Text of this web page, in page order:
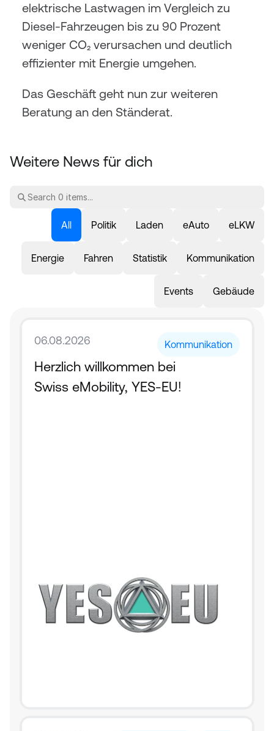
elektrische Lastwagen im Vergleich zu
Diesel-Fahrzeugen bis zu 90 Prozent
weniger CO₂ verursachen und deutlich
effizienter mit Energie umgehen.
Das Geschäft geht nun zur weiteren
Beratung an den Ständerat.
Weitere News für dich
All Politik Laden eAuto eLKW
Energie Fahren Statistik Kommunikation
Events Gebäude
06.08.2026 Kommunikation
Herzlich willkommen bei
Swiss eMobility, YES-EU!